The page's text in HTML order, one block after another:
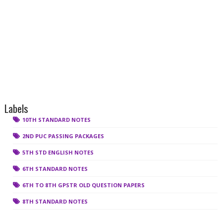
Labels
10TH STANDARD NOTES
2ND PUC PASSING PACKAGES
5TH STD ENGLISH NOTES
6TH STANDARD NOTES
6TH TO 8TH GPSTR OLD QUESTION PAPERS
8TH STANDARD NOTES